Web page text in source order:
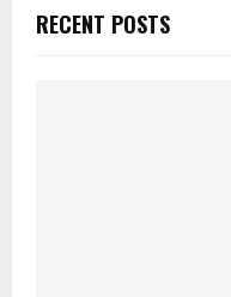
RECENT POSTS